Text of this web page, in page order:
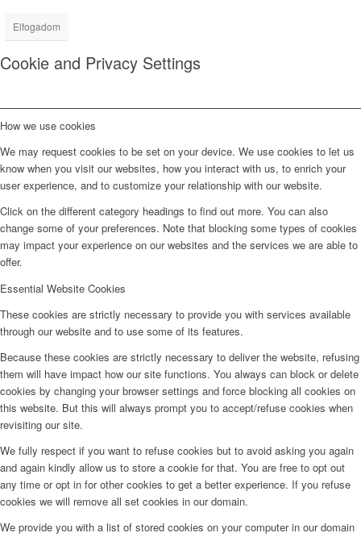
Elfogadom
Cookie and Privacy Settings
How we use cookies
We may request cookies to be set on your device. We use cookies to let us
know when you visit our websites, how you interact with us, to enrich your
user experience, and to customize your relationship with our website.
Click on the different category headings to find out more. You can also
change some of your preferences. Note that blocking some types of cookies
may impact your experience on our websites and the services we are able to
offer.
Essential Website Cookies
These cookies are strictly necessary to provide you with services available
through our website and to use some of its features.
Because these cookies are strictly necessary to deliver the website, refusing
them will have impact how our site functions. You always can block or delete
cookies by changing your browser settings and force blocking all cookies on
this website. But this will always prompt you to accept/refuse cookies when
revisiting our site.
We fully respect if you want to refuse cookies but to avoid asking you again
and again kindly allow us to store a cookie for that. You are free to opt out
any time or opt in for other cookies to get a better experience. If you refuse
cookies we will remove all set cookies in our domain.
We provide you with a list of stored cookies on your computer in our domain